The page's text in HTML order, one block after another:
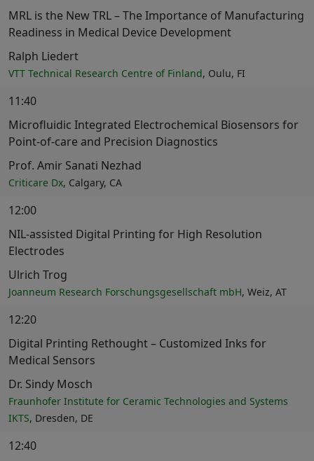
MRL is the New TRL – The Importance of Manufacturing
Readiness in Medical Device Development
Ralph Liedert
VTT Technical Research Centre of Finland, Oulu, FI
11:40
Microfluidic Integrated Electrochemical Biosensors for
Point-of-care and Precision Diagnostics
Prof. Amir Sanati Nezhad
Criticare Dx, Calgary, CA
12:00
NIL-assisted Digital Printing for High Resolution
Electrodes
Ulrich Trog
Joanneum Research Forschungsgesellschaft mbH, Weiz, AT
12:20
Digital Printing Rethought – Customized Inks for
Medical Sensors
Dr. Sindy Mosch
Fraunhofer Institute for Ceramic Technologies and Systems
IKTS, Dresden, DE
12:40